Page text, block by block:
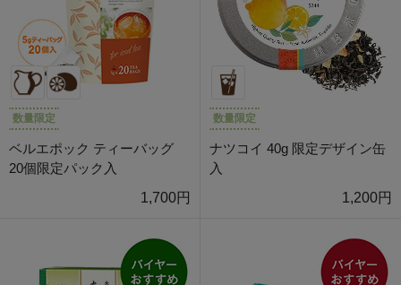
数量限定
ベルエポック ティーバッグ
20個限定パック入
1,700円
数量限定
ナツコイ 40g 限定デザイン缶
入
1,200円